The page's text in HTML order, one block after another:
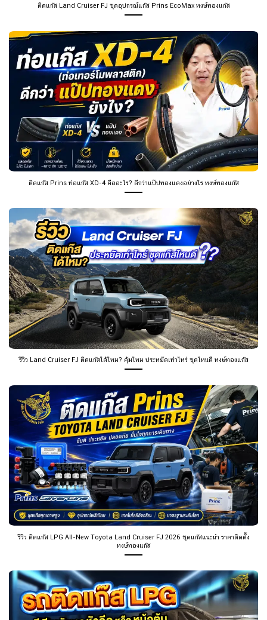
ติดแก๊ส Land Cruiser FJ ชุดอุปกรณ์แก๊ส Prins EcoMax หงษ์ทองแก๊ส
ติดแก๊ส Prins ท่อแก๊ส XD-4 คืออะไร? ดีกว่าแป๊ปทองแดงอย่างไร หงษ์ทองแก๊ส
รีวิว Land Cruiser FJ ติดแก๊สได้ไหม? คุ้มไหม ประหยัดเท่าไหร่ ชุดไหนดี หงษ์ทองแก๊ส
รีวิว ติดแก๊ส LPG All-New Toyota Land Cruiser FJ 2026 ชุดแก๊สแนะนำ ราคาติดตั้ง
หงษ์ทองแก๊ส